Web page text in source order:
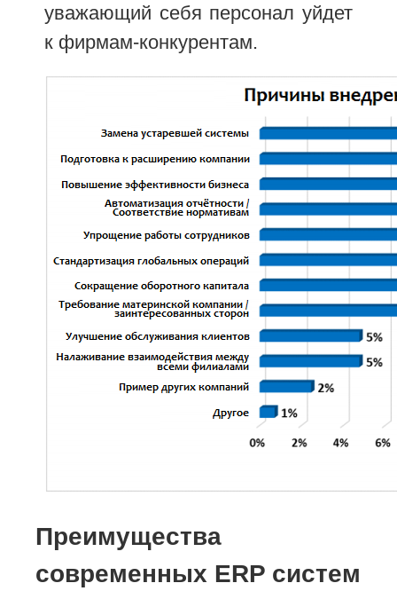
уважающий себя персонал уйдет
к фирмам-конкурентам.
Преимущества
современных ERP систем